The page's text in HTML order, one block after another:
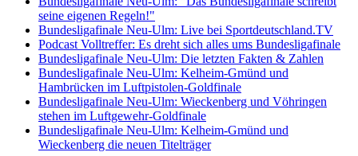
seine eigenen Regeln!"
Bundesligafinale Neu-Ulm: Live bei Sportdeutschland.TV
Podcast Volltreffer: Es dreht sich alles ums Bundesligafinale
Bundesligafinale Neu-Ulm: Die letzten Fakten & Zahlen
Bundesligafinale Neu-Ulm: Kelheim-Gmünd und
Hambrücken im Luftpistolen-Goldfinale
Bundesligafinale Neu-Ulm: Wieckenberg und Vöhringen
stehen im Luftgewehr-Goldfinale
Bundesligafinale Neu-Ulm: Kelheim-Gmünd und
Wieckenberg die neuen Titelträger